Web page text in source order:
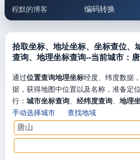
程默的博客 编码转换
邮件工具 生活便民
拾取坐标、地址坐标、坐标查位、
查询、地理坐标查询--当前城市：
通过位置查询地理坐标经度、纬度数据
据，获得地图中位置以及名称，准备定
行： 城市坐标查询、 经纬度查询、 地理
手动选择城市
查找地域